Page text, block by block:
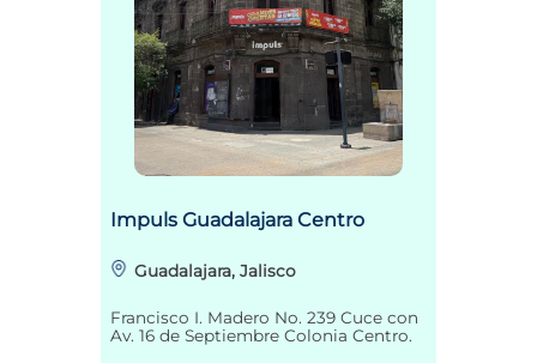
Impuls Guadalajara Centro
Guadalajara, Jalisco
Francisco I. Madero No. 239 Cuce con
Av. 16 de Septiembre Colonia Centro.